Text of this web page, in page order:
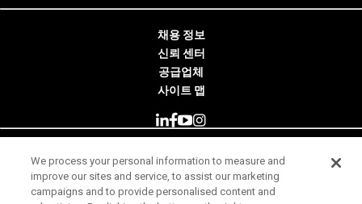
채용 정보
신뢰 센터
공급업체
사이트 맵
© 2026 Minitab, LLC. All Rights Reserved.
We process your personal information to measure and
improve our sites and service, to assist our marketing
campaigns and to provide personalised content and